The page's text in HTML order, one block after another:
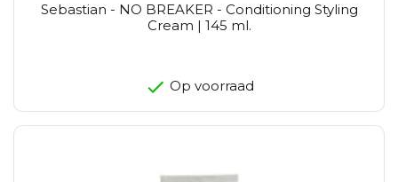
Sebastian - NO BREAKER - Conditioning Styling
Cream | 145 ml.
Op voorraad